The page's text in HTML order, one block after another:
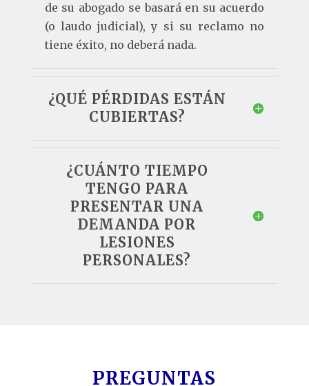
de su abogado se basará en su acuerdo
(o laudo judicial), y si su reclamo no
tiene éxito, no deberá nada.
¿QUÉ PÉRDIDAS ESTÁN
CUBIERTAS?
¿CUÁNTO TIEMPO
TENGO PARA
PRESENTAR UNA
DEMANDA POR
LESIONES
PERSONALES?
PREGUNTAS